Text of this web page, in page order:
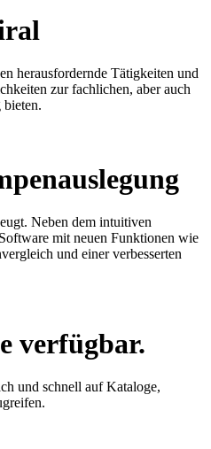
herausfordernde Tätigkeiten und
zur fachlichen, aber auch
Neben dem intuitiven
mit neuen Funktionen wie
und einer verbesserten
verfügbar.
und schnell auf Kataloge,